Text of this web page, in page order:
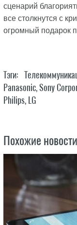
сценарий
все столкнутся с
огромный подарок
Тэги:
Panasonic,Sony
Philips, LG
Похожие новости